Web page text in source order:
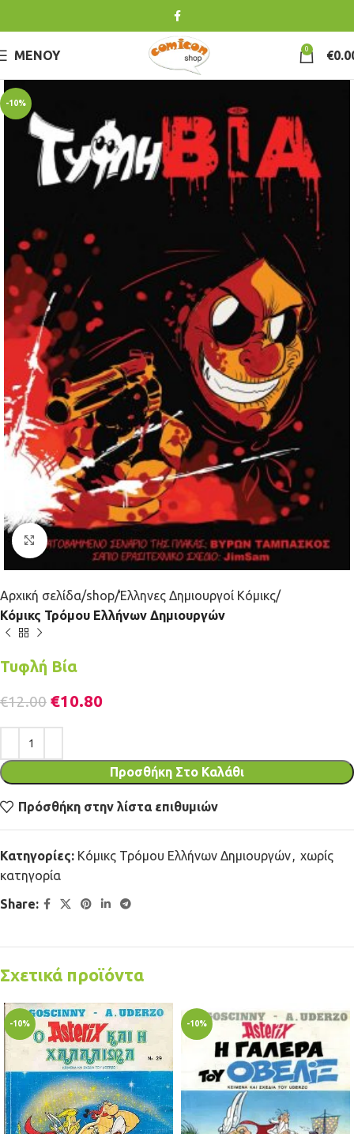
ΜΕΝΟΎ 0 €
-10%
Κλικ για μεγέθυνση
Αρχική σελίδα shop Έλληνες Δημιουργοί Κόμικς
Κόμικς Τρόμου Ελλήνων Δημιουργών
Τυφλή Βία
€12.00 €10.80
Προσθήκη Στο Καλάθι
Πρόσθήκη στην λίστα επιθυμιών
Κατηγορίες: Κόμικς Τρόμου Ελλήνων Δημιουργών, χωρίς
κατηγορία
Share:
Σχετικά προϊόντα
-10% -10%